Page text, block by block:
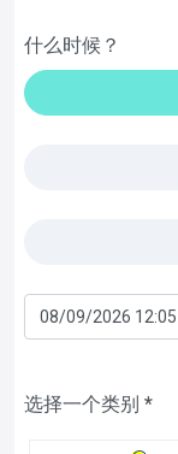
什么时候？
选择一个类别 *